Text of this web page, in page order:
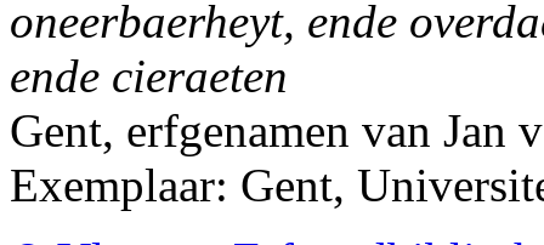
oneerbaerheyt, ende
ende cieraeten
Gent, erfgenamen van Jan
Exemplaar: Gent,